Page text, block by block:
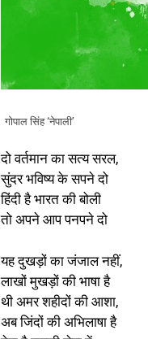
गोपाल सिंह ‘नेपाली’
दो वर्तमान का सत्य सरल,
सुंदर भविष्य के सपने दो
हिंदी है भारत की बोली
तो अपने आप पनपने दो
यह दुखड़ों का जंजाल नहीं,
लाखों मुखड़ों की भाषा है
थी अमर शहीदों की आशा,
अब जिंदों की अभिलाषा है